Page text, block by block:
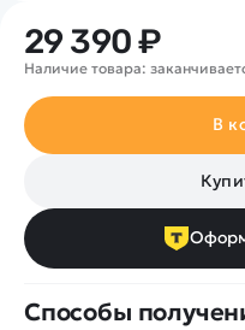
29 390 ₽
Наличие товара:
В
Способы
Сборные модели
Детские
Спецтехника
Железные дороги
Запчасти для моделей
Покупка в кредит
Помощь
Отследить заказ
Оплата на сайте